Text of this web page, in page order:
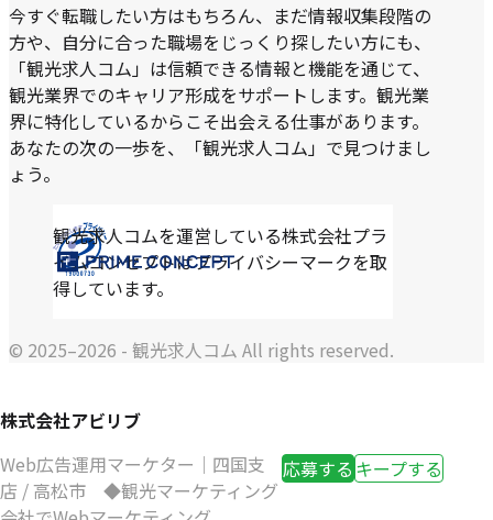
株式会社アビリブ
Web広告運用マーケター｜四国支
店 / 高松市 ◆観光マーケティング
応募する キープする
今すぐ転職したい方はもちろん、まだ情報収集段階の
方や、自分に合った職場をじっくり探したい方にも、
「観光求人コム」は信頼できる情報と機能を通じて、
観光業界でのキャリア形成をサポートします。観光業
界に特化しているからこそ出会える仕事があります。
あなたの次の一歩を、「観光求人コム」で見つけまし
ょう。
観光求人コムを運営している株式会社プラ
イムコンセプトはプライバシーマークを取
得しています。
© 2025–2026 - 観光求人コム All rights reserved.